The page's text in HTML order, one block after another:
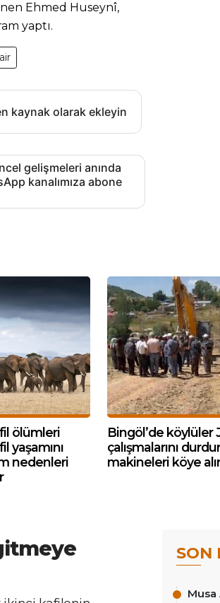
Ehmed Huseynî,
yaptı.
kaynak olarak ekleyin
gelişmeleri anında
kanalımıza abone
ölümleri
yaşamını
nedenleri
Bingöl’de köylüler
çalışmalarını
makineleri köye
SON
Musa